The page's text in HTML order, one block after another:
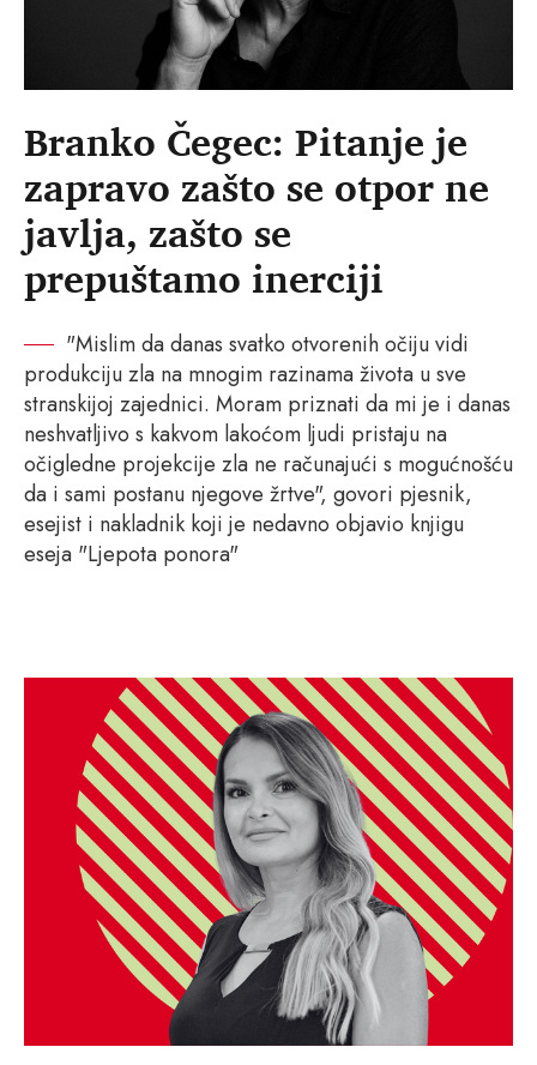
Branko Čegec: Pitanje je
zapravo zašto se otpor ne
javlja, zašto se
prepuštamo inerciji
"Mislim da danas svatko otvorenih očiju vidi
produkciju zla na mnogim razinama života u sve
stranskijoj zajednici. Moram priznati da mi je i danas
neshvatljivo s kakvom lakoćom ljudi pristaju na
očigledne projekcije zla ne računajući s mogućnošću
da i sami postanu njegove žrtve", govori pjesnik,
esejist i nakladnik koji je nedavno objavio knjigu
eseja "Ljepota ponora"